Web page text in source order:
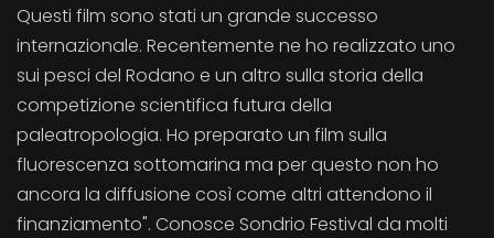
Questi film sono stati un grande successo
internazionale. Recentemente ne ho realizzato uno
sui pesci del Rodano e un altro sulla storia della
competizione scientifica futura della
paleatropologia. Ho preparato un film sulla
fluorescenza sottomarina ma per questo non ho
ancora la diffusione così come altri attendono il
finanziamento". Conosce Sondrio Festival da molti